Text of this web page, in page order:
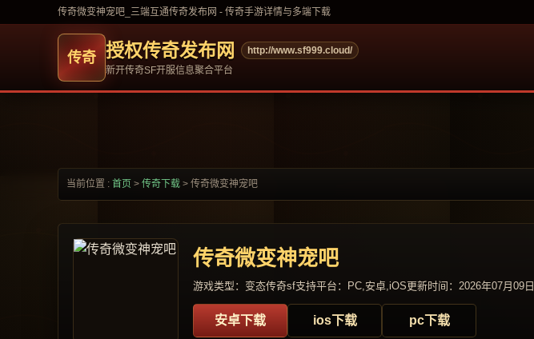
传奇微变神宠吧_三端互通传奇发布网 - 传奇手游详情与多端下载
授权传奇发布网
http://www.sf999.cloud/
新开传奇SF开服信息聚合平台
当前位置 : 首页 > 传奇下载 > 传奇微变神宠吧
传奇微变神宠吧
游戏类型：变态传奇sf支持平台：PC,安卓,iOS更新时间：2026年07月09日
安卓下载 ios下载 pc下载